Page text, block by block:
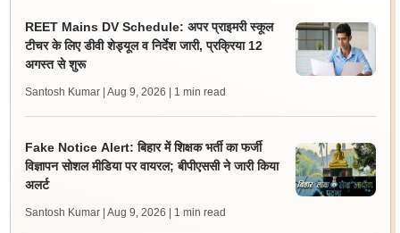
REET Mains DV Schedule: अपर प्राइमरी स्कूल
टीचर के लिए डीवी शेड्यूल व निर्देश जारी, प्रक्रिया 12
अगस्त से शुरू
Santosh Kumar | Aug 9, 2026 | 1 min read
Fake Notice Alert: बिहार में शिक्षक भर्ती का फर्जी
विज्ञापन सोशल मीडिया पर वायरल; बीपीएससी ने जारी किया
अलर्ट
Santosh Kumar | Aug 9, 2026 | 1 min read